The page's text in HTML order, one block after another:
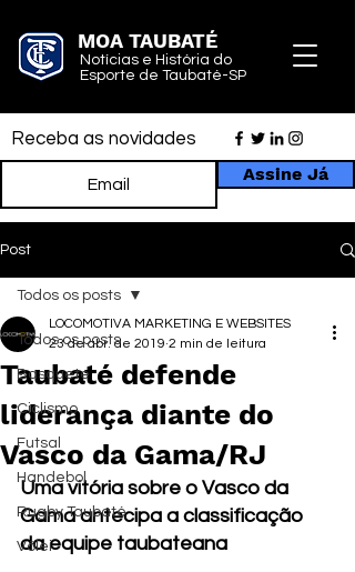
MOA TAUBATÉ
Notícias e História do
Esporte de Taubaté-SP
Receba as novidades
Assine Já
Post
Todos os posts
Basquete
Ciclismo
Futsal
Handebol
Rugby Taubaté
Vôlei
Todos os posts
Taubaté defende
liderança diante do
Vasco da Gama/RJ
LOCOMOTIVA MARKETING E WEBSITES
23 de abr. de 2019 2 min de leitura
Uma vitória sobre o Vasco da
Gama antecipa a classificação
da equipe taubateana